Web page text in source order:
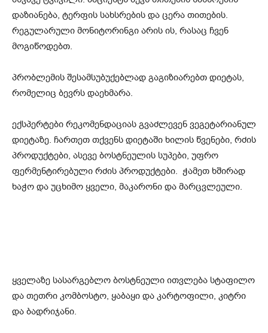
დაზიანება, ტერფის სახსრების და ცერა თითების.
რეგულარული მონიტორინგი არის ის, რასაც ჩვენ
მოგიწოდებთ.
პრობლემის შესამსუბუქებლად გაგიზიარებთ დიეტას,
რომელიც ბევრს დაეხმარა.
ექსპერტები რეკომენდაციას გვაძლევენ ვეგეტარიანულ
დიეტაზე. ჩართეთ თქვენს დიეტაში ხილის წვენები, რძის
პროდუქტები, ასევე ბოსტნეულის სუპები, უფრო
ფერმენტირებული რძის პროდუქტები. ჭამეთ ხშირად
ხაჭო და უცხიმო ყველი, მაკარონი და მარცვლეული.
ყველაზე სასარგებლო ბოსტნეული ითვლება სტაფილო
და თეთრი კომბოსტო, ყაბაყი და კარტოფილი, კიტრი
და ბადრიჯანი.